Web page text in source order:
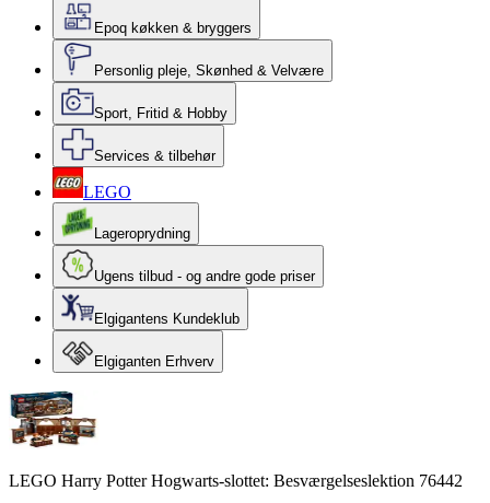
Epoq køkken & bryggers
Personlig pleje, Skønhed & Velvære
Sport, Fritid & Hobby
Services & tilbehør
LEGO
Lageroprydning
Ugens tilbud - og andre gode priser
Elgigantens Kundeklub
Elgiganten Erhverv
LEGO Harry Potter Hogwarts-slottet: Besværgelseslektion 76442